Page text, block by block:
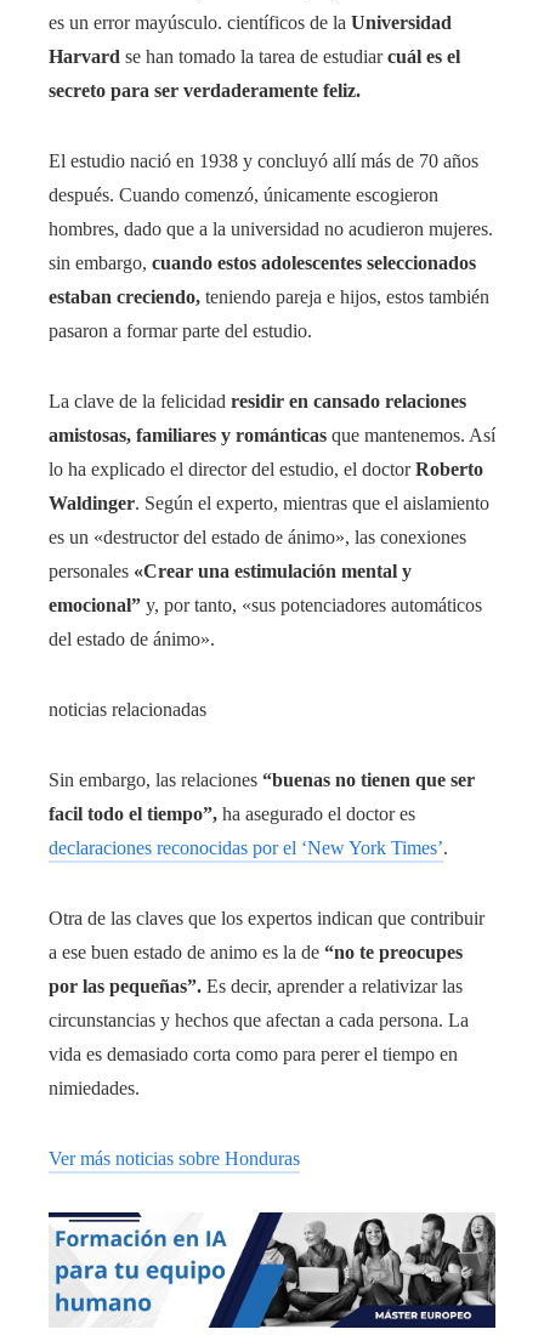
es un error mayúsculo. científicos de la Universidad
Harvard se han tomado la tarea de estudiarcuál es el
secreto para ser verdaderamente feliz.
El estudio nació en 1938 y concluyó allí más de 70 años
después. Cuando comenzó, únicamente escogieron
hombres, dado que a la universidad no acudieron mujeres.
sin embargo, cuando estos adolescentes seleccionados
estaban creciendo, teniendo pareja e hijos, estos también
pasaron a formar parte del estudio.
La clave de la felicidad residir en cansado relaciones
amistosas, familiares y románticas que mantenemos. Así
lo ha explicado el director del estudio, el doctor Roberto
Waldinger. Según el experto, mientras que el aislamiento
es un «destructor del estado de ánimo», las conexiones
personales «Crear una estimulación mental y
emocional” y, por tanto, «sus potenciadores automáticos
del estado de ánimo».
noticias relacionadas
Sin embargo, las relaciones “buenas no tienen que ser
facil todo el tiempo”, ha asegurado el doctor es
declaraciones reconocidas por el ‘New York Times’.
Otra de las claves que los expertos indican que contribuir
a ese buen estado de animo es la de “no te preocupes
por las pequeñas”. Es decir, aprender a relativizar las
circunstancias y hechos que afectan a cada persona. La
vida es demasiado corta como para perer el tiempo en
nimiedades.
Ver más noticias sobre Honduras